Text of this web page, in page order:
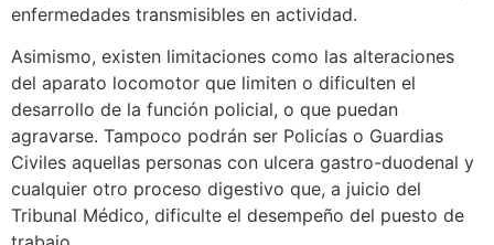
enfermedades transmisibles en actividad.
Asimismo, existen limitaciones como las alteraciones
del aparato locomotor que limiten o dificulten el
desarrollo de la función policial, o que puedan
agravarse. Tampoco podrán ser Policías o Guardias
Civiles aquellas personas con ulcera gastro-duodenal y
cualquier otro proceso digestivo que, a juicio del
Tribunal Médico, dificulte el desempeño del puesto de